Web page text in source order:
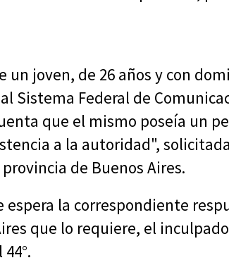
joven, de 26 años y con
Sistema Federal de
que el mismo poseía un
a la autoridad",
de Buenos Aires.
la correspondiente
que lo requiere, el